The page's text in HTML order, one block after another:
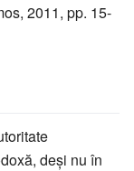
2011, pp. 15-
deși nu în